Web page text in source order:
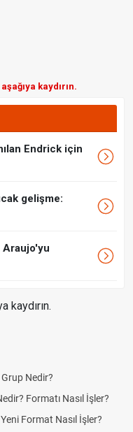
kaydırın.
Endrick için
gelişme:
Araujo'yu
kaydırın.
Avrupa Ligi Nedir? Turnuva
Milletler Ligi Nedir?
Uluslar Ligi Nedir? Formatı